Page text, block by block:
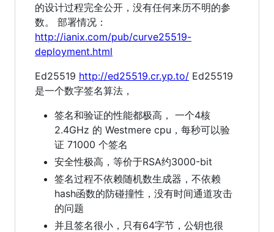
的设计过程完全公开，没有任何来历不明的参
数。 部署情况：
http://ianix.com/pub/curve25519-
deployment.html
Ed25519 http://ed25519.cr.yp.to/ Ed25519
是一个数字签名算法，
签名和验证的性能都极高， 一个4核
2.4GHz 的 Westmere cpu，每秒可以验
证 71000 个签名
安全性极高，等价于RSA约3000-bit
签名过程不依赖随机数生成器，不依赖
hash函数的防碰撞性，没有时间通道攻击
的问题
并且签名很小，只有64字节，公钥也很